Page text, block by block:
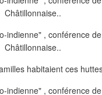
habitaient ces